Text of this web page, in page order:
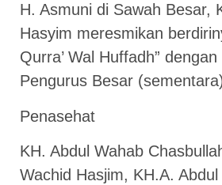
H. Asmuni di Sawah Besar,
Hasyim meresmikan
Qurra’ Wal Huffadh”
Pengurus Besar
Penasehat
KH. Abdul Wahab
Wachid Hasjim, KH.A.